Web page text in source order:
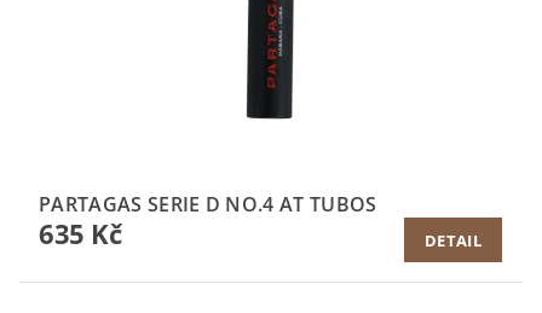
PARTAGAS SERIE D NO.4 AT TUBOS
635 Kč DETAIL